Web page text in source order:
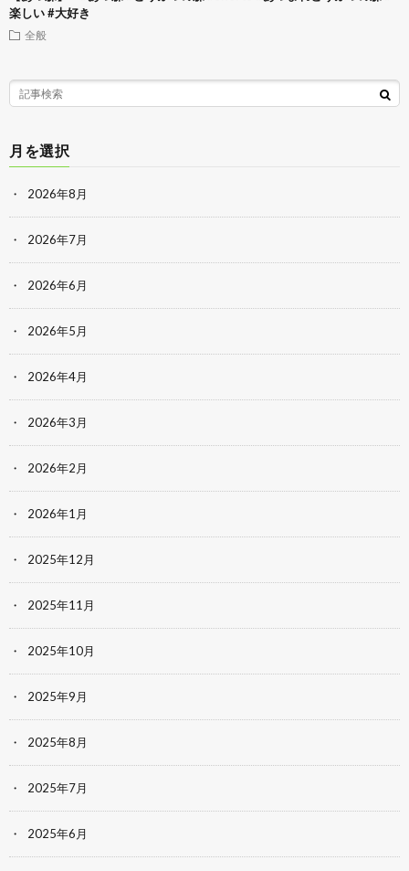
楽しい #大好き
全般
月を選択
2026年8月
2026年7月
2026年6月
2026年5月
2026年4月
2026年3月
2026年2月
2026年1月
2025年12月
2025年11月
2025年10月
2025年9月
2025年8月
2025年7月
2025年6月